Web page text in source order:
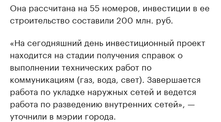
Она рассчитана на 55 номеров, инвестиции в ее
строительство составили 200 млн. руб.
«На сегодняшний день инвестиционный проект
находится на стадии получения справок о
выполнении технических работ по
коммуникациям (газ, вода, свет). Завершается
работа по укладке наружных сетей и ведется
работа по разведению внутренних сетей», —
уточнили в мэрии города.